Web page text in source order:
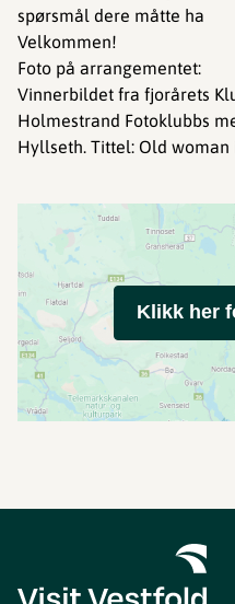
spørsmål dere måtte ha
Velkommen!
Foto på arrangementet:
Vinnerbildet fra fjorårets
Holmestrand Fotoklubbs
Hyllseth. Tittel: Old woman
Klikk her